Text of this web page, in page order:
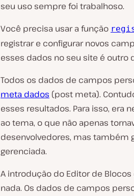
seu uso sempre foi trabalhoso.
Você precisa usar a função
registrar e configurar novos
esses dados no seu site é outro
Todos os dados de campos
meta dados (post meta).
esses resultados. Para isso, era
ao tema, o que não apenas
desenvolvedores, mas também
gerenciada.
A introdução do Editor de Blocos
nada. Os dados de campos